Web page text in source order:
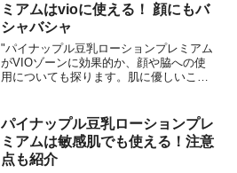
ミアムはvioに使える！ 顔にもバ
シャバシャ
"パイナップル豆乳ローションプレミアム
がVIOゾーンに効果的か、顔や脇への使
用についても探ります。肌に優しいこの
パイナップル豆乳ローションプレ
ミアムは敏感肌でも使える！注意
点も紹介